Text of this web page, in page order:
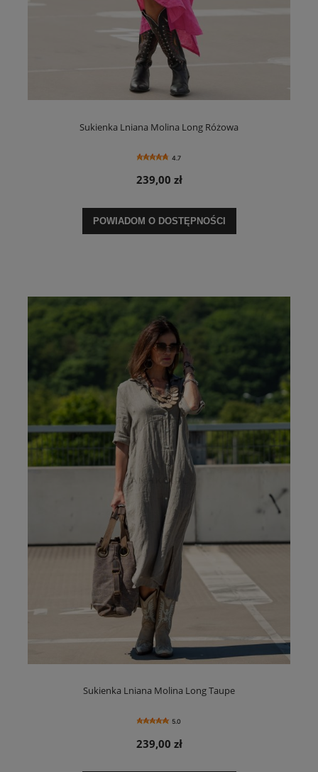
Sukienka Lniana Molina Long Różowa
4.7
239,00 zł
POWIADOM O DOSTĘPNOŚCI
Sukienka Lniana Molina Long Taupe
5.0
239,00 zł